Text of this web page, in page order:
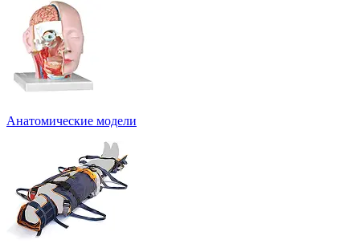
Анатомические модели